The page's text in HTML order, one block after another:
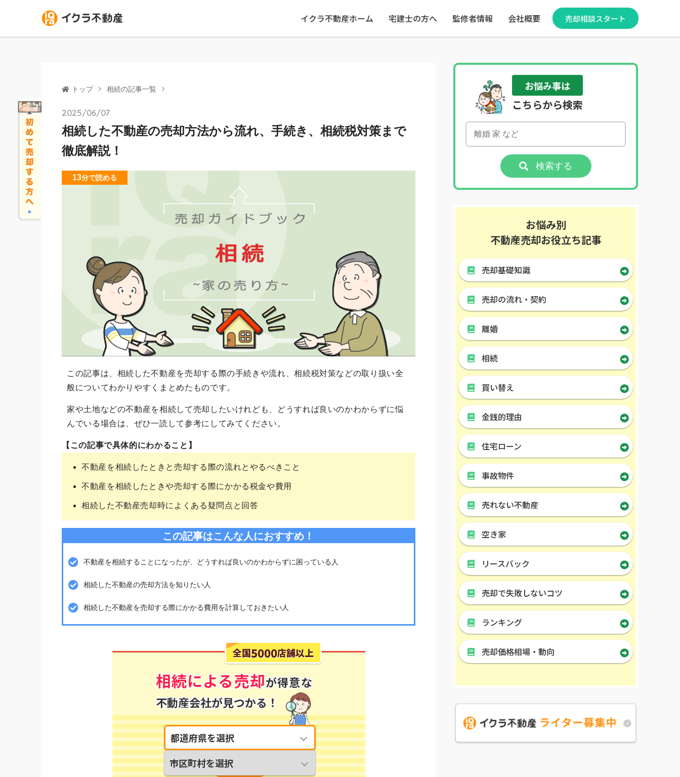
イクラ不動産ホーム 宅建士の方へ 監修者情報 会社概要 売却相談スタート
トップ 相続の記事一覧
2025/06/07
相続した不動産の売却方法から流れ、手続き、相続税対策まで
徹底解説！
13分で読める
この記事は、相続した不動産を売却する際の手続きや流れ、相続税対策などの取り扱い全
般についてわかりやすくまとめたものです。
家や土地などの不動産を相続して売却したいけれども、どうすれば良いのかわからずに悩
んでいる場合は、ぜひ一読して参考にしてみてください。
【この記事で具体的にわかること】
不動産を相続したときと売却する際の流れとやるべきこと
不動産を相続したときや売却する際にかかる税金や費用
相続した不動産売却時によくある疑問点と回答
この記事はこんな人におすすめ！
不動産を相続することになったが、どうすれば良いのかわからずに困っている人
相続した不動産の売却方法を知りたい人
相続した不動産を売却する際にかかる費用を計算しておきたい人
お悩み事は
こちらから検索
検索する
お悩み別
不動産売却お役立ち記事
売却基礎知識
売却の流れ・契約
離婚
相続
買い替え
金銭的理由
住宅ローン
事故物件
売れない不動産
空き家
リースバック
売却で失敗しないコツ
ランキング
売却価格相場・動向